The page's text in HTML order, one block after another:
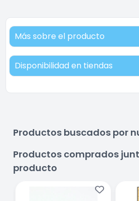
Más sobre el producto
Disponibilidad en tiendas
Productos buscados por
Productos comprados
producto